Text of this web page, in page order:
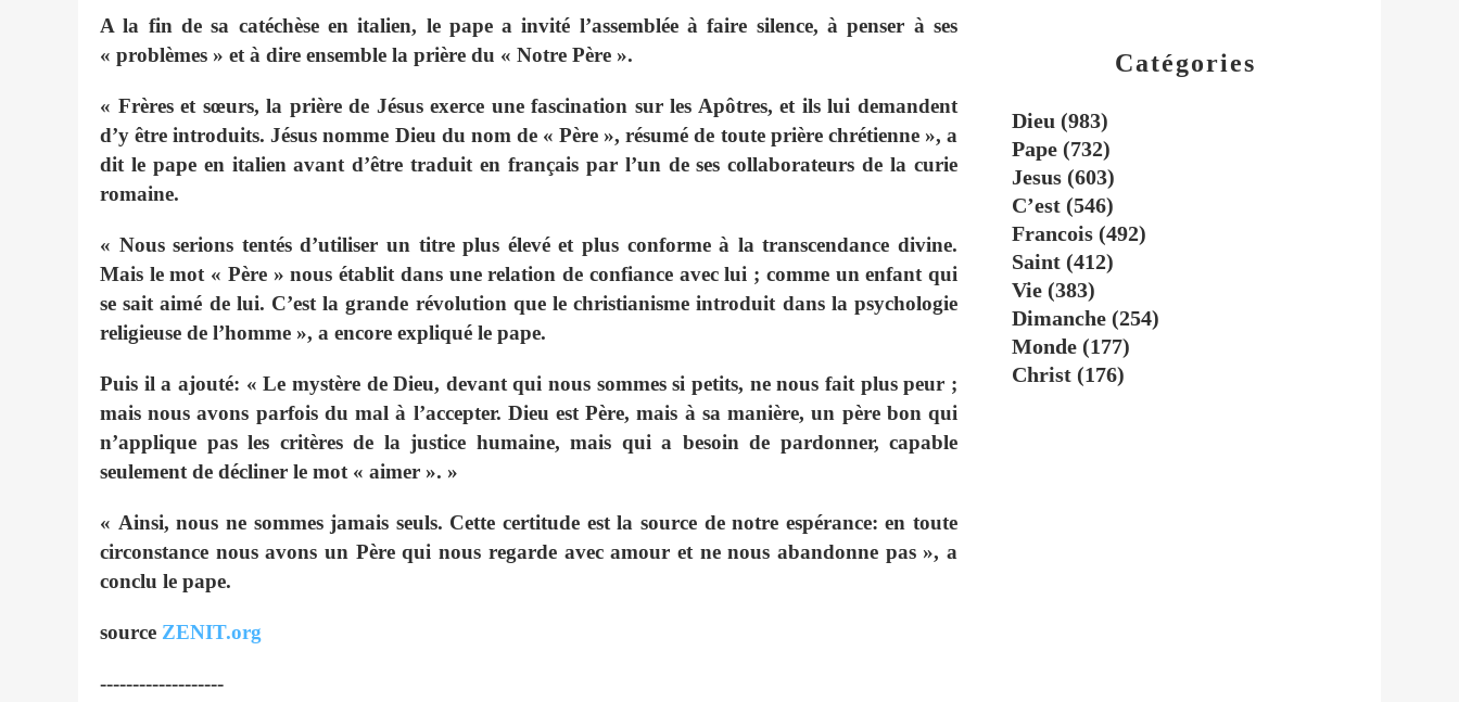
A la fin de sa catéchèse en italien, le pape a invité l’assemblée à faire silence, à penser à ses
« problèmes » et à dire ensemble la prière du « Notre Père ».
« Frères et sœurs, la prière de Jésus exerce une fascination sur les Apôtres, et ils lui demandent
d’y être introduits. Jésus nomme Dieu du nom de « Père », résumé de toute prière chrétienne », a
dit le pape en italien avant d’être traduit en français par l’un de ses collaborateurs de la curie
romaine.
« Nous serions tentés d’utiliser un titre plus élevé et plus conforme à la transcendance divine.
Mais le mot « Père » nous établit dans une relation de confiance avec lui ; comme un enfant qui
se sait aimé de lui. C’est la grande révolution que le christianisme introduit dans la psychologie
religieuse de l’homme », a encore expliqué le pape.
Puis il a ajouté: « Le mystère de Dieu, devant qui nous sommes si petits, ne nous fait plus peur ;
mais nous avons parfois du mal à l’accepter. Dieu est Père, mais à sa manière, un père bon qui
n’applique pas les critères de la justice humaine, mais qui a besoin de pardonner, capable
seulement de décliner le mot « aimer ». »
« Ainsi, nous ne sommes jamais seuls. Cette certitude est la source de notre espérance: en toute
circonstance nous avons un Père qui nous regarde avec amour et ne nous abandonne pas », a
conclu le pape.
source ZENIT.org
-------------------
Catégories
Dieu (983)
Pape (732)
Jesus (603)
C’est (546)
Francois (492)
Saint (412)
Vie (383)
Dimanche (254)
Monde (177)
Christ (176)